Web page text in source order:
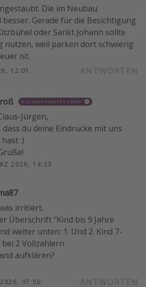
Die im Neubau
besser. Gerade für die Besichtigung
oder Sankt Johann sollte
nutzen, weil parken dort schwierig
ist.
12:01
HOLIDAYPIRATES CREW
Jürgen,
dass du deine Eindrücke mit uns
:)
2026, 14:33
irritiert.
Überschrift "Kind bis 9 Jahre
weiter unten: 1. Und 2. Kind 7-
bei 2 Vollzahlern.
aufklären?
2026, 07:50